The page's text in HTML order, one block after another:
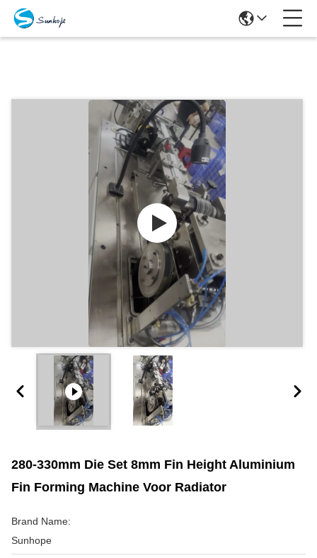
280-330mm Die Set 8mm Fin Height Aluminium
Fin Forming Machine Voor Radiator
Brand Name:
Sunhope